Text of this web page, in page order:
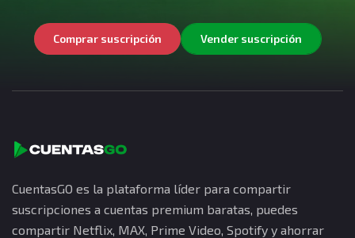
Comprar suscripción Vender suscripción
CuentasGO es la plataforma líder para compartir
suscripciones a cuentas premium baratas, puedes
compartir Netflix, MAX, Prime Video, Spotify y ahorrar